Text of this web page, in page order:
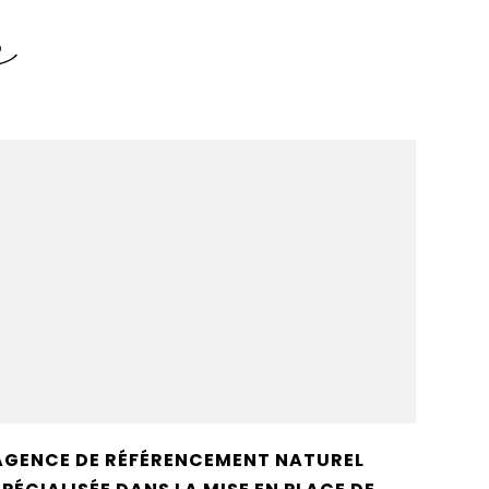
DE RÉFÉRENCEMENT NATUREL